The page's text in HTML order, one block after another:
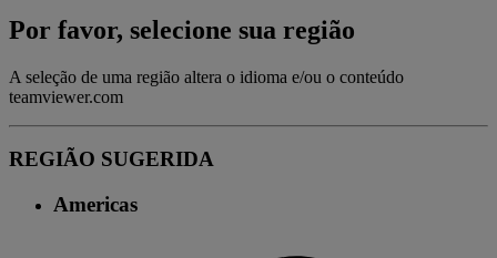
Por favor, selecione sua região
A seleção de uma região altera o idioma e/ou o conteúdo
teamviewer.com
REGIÃO SUGERIDA
Americas